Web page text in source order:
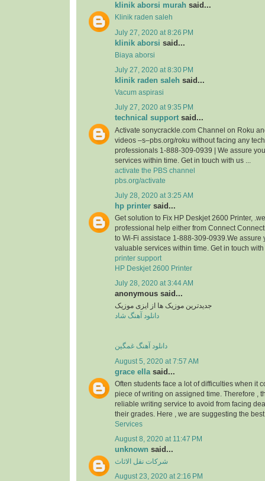
klinik aborsi murah said...
Klinik raden saleh
July 27, 2020 at 8:26 PM
klinik aborsi said...
Biaya aborsi
July 27, 2020 at 8:30 PM
klinik raden saleh said...
Vacum aspirasi
July 27, 2020 at 9:35 PM
technical support said...
Activate sonycrackle.com Channel on Roku
videos –s–pbs.org/roku without facing any
professionals 1-888-309-0939 | We assure
services within time. Get in touch with us ...
activate the PBS channel
pbs.org/activate
July 28, 2020 at 3:25 AM
hp printer said...
Get solution to Fix HP Deskjet 2600 Printer,
professional help either from Connect
to Wi-Fi assistace 1-888-309-0939.We assure
valuable services within time. Get in touch
printer support
HP Deskjet 2600 Printer
July 28, 2020 at 3:44 AM
anonymous said...
جدیدترین موزیک ها از ایزی موزیک
دانلود آهنگ شاد
دانلود آهنگ غمگین
August 5, 2020 at 7:57 AM
grace ella said...
Often students face a lot of difficulties when it
piece of writing on assigned time. Therefore ,
reliable writing service to avoid from facing
their grades. Here , we are suggesting the
Services
August 8, 2020 at 11:47 PM
unknown said...
شركات نقل الاثاث
August 23, 2020 at 2:16 PM